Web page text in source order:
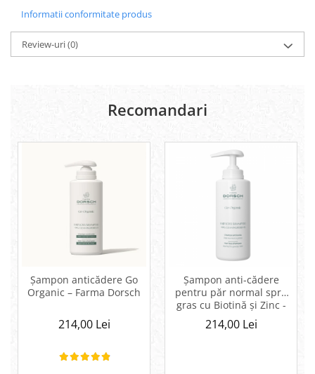
Informatii conformitate produs
Review-uri(0)
Recomandari
Șampon anticădere Go
Organic – Farma Dorsch
214,00 Lei
Șampon anti-cădere
pentru păr normal spre
gras cu Biotină și Zinc -
500ml
214,00 Lei